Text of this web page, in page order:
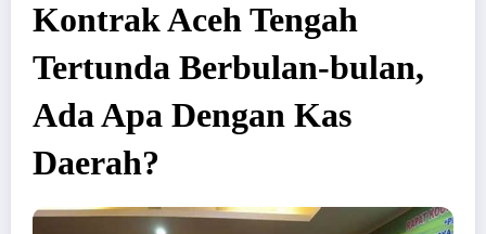
Kontrak Aceh Tengah
Tertunda Berbulan-bulan,
Ada Apa Dengan Kas
Daerah?